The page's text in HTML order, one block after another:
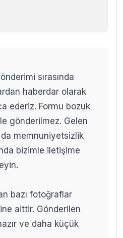
sırasında
haberdar olarak
ederiz. Formu bozuk
gönderilmez. Gelen
memnuniyetsizlik
bizimle iletişime
bazı fotoğraflar
aittir. Gönderilen
ve daha küçük